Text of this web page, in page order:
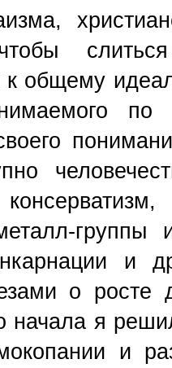
чтобы
к общему
группы
и
о
начала я
и